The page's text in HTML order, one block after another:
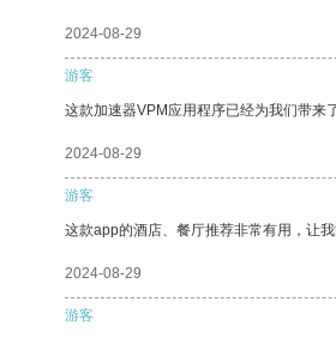
2024-08-29
游客
这款加速器VPM应用程序已经为我们带来
2024-08-29
游客
这款app的酒店、餐厅推荐非常有用，让
2024-08-29
游客